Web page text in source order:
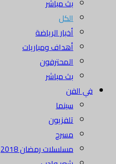
بث مباشر
الكل
أخبار الرياضة
أهداف ومباريات
المحترفون
بث مباشر
في الفن
سينما
تلفزيون
مسرح
مسلسلات رمضان 2018